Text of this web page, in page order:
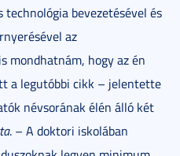
technológia bevezetésével és
az
mondhatnám, hogy az én
a legutóbbi cikk – jelentette
névsorának élén álló két
. – A doktori iskolában